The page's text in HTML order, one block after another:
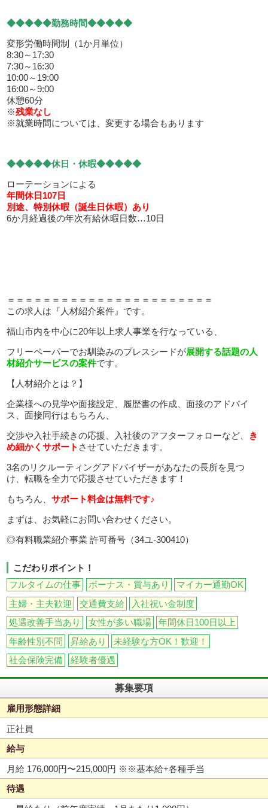
◆◆◆◆◆勤務時間◆◆◆◆◆
変形労働時間制（1か月単位）
8:30～17:30
7:30～16:30
10:00～19:00
16:00～9:00
休憩60分
※残業なし
※就業時間については、変更する場合もあります
◆◆◆◆◆休日・休暇◆◆◆◆◆
ローテーションによる
年間休日107日
別途、特別休暇（誕生日休暇）あり
6か月経過後の年次有給休暇日数…10日
＝＝＝＝＝＝＝＝＝＝＝＝＝＝＝＝＝＝＝＝＝＝＝
この求人は『人材紹介案件』です。
福山市内を中心に20年以上求人事業を行なっている、
フリーペーパーでお馴染みのプレスシードが展開する話題の人
材紹介サービスの案件です。
【人材紹介とは？】
企業様への見学や面接設定、履歴書の作成、面接のアドバイ
ス、面接同行はもちろん、
交渉や入社手続きの応援、入社後のアフターフォローなど、
き
め細かくサポート させていただきます。
3名のリクルーティングアドバイザーがあなたの長所を見つ
け、転職を全力で応援させていただきます！
もちろん、サポート料金は無料です♪
まずは、お気軽にお問い合わせください。
◎有料職業紹介事業 許可番号（34ユ-300410）
こだわりポイント！
フルタイムの仕事
ボーナス・賞与あり
マイカー通勤OK
主婦・主夫歓迎
交通費支給
入社祝い金制度
処遇改善手当あり
女性が多い職場
年間休日100日以上
年齢性別不問
昇給あり
未経験な方OK！歓迎！
社会保険完備
経験者優遇
募集要項
雇用形態詳細
正社員
給与
月給 176,000円〜215,000円 ※※基本給+各種手当
待遇